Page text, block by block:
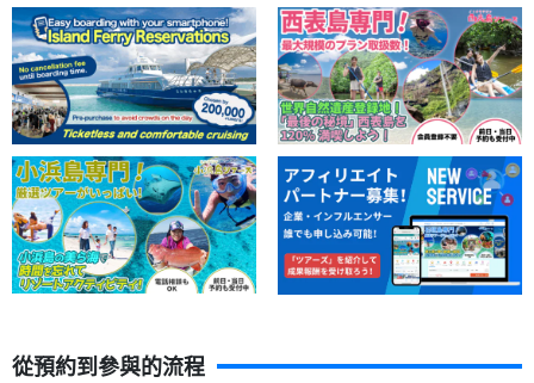
從預約到參與的流程